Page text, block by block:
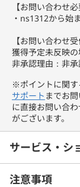
【お問い合わせ必
・ns1312から始
【お問い合わせ受
獲得予定未反映
非承認理由：非
※ポイントに関す
サポート までお
に直接お問い合
がございます。
サービス・シ
注意事項